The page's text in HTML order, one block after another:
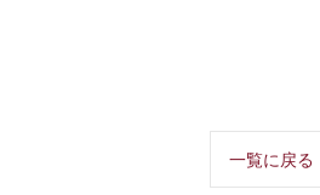
一覧に戻る